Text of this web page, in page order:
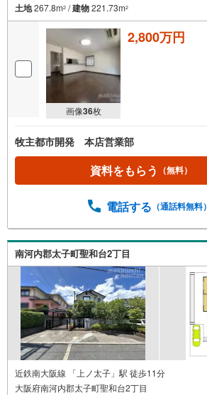
土地267.8m2 /建物221.73m2
画像36枚
2,800万円
牧主都市開発 本店営業部
資料をもらう （無料）
電話する （通話料無料）
南河内郡太子町聖和台2丁目
近鉄南大阪線 「上ノ太子」駅 徒歩11分
大阪府南河内郡太子町聖和台2丁目